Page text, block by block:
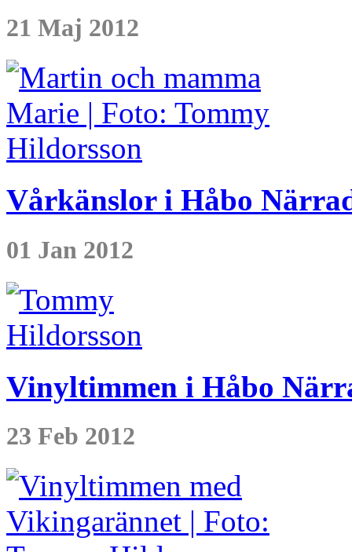
21 Maj 2012
Vårkänslor i Håbo
01 Jan 2012
Vinyltimmen i Håbo
23 Feb 2012